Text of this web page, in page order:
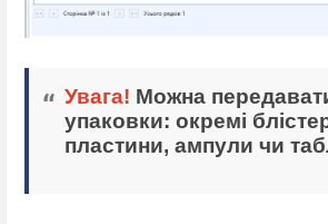
Увага! Можна
упаковки: окремі
пластини, ампули чи